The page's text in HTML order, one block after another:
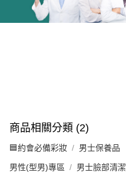
商品相關分類 (2)
🟦約會必備彩妝 男士保養品
男性(型男)專區 男士臉部清潔